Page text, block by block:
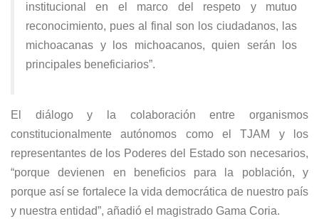
institucional en el marco del respeto y mutuo
reconocimiento, pues al final son los ciudadanos, las
michoacanas y los michoacanos, quien serán los
principales beneficiarios”.
El diálogo y la colaboración entre organismos
constitucionalmente autónomos como el TJAM y los
representantes de los Poderes del Estado son necesarios,
“porque devienen en beneficios para la población, y
porque así se fortalece la vida democrática de nuestro país
y nuestra entidad”, añadió el magistrado Gama Coria.